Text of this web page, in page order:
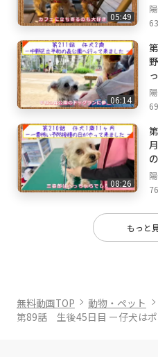
05:49
06:14
08:26
もっと
無料動画TOP
動物・ペット
第89話 生後45日目 ー仔犬はポ